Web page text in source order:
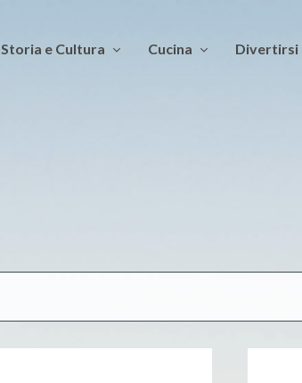
Storia e Cultura Cucina Divertirsi